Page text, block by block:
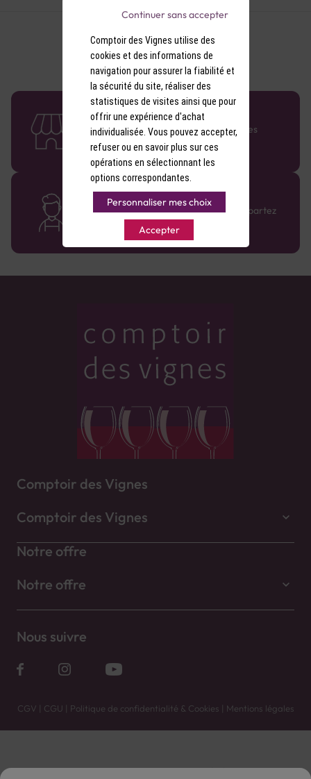
58 caves en France
Retrouvez le réseau Comptoir des Vignes
partout en France !
Des cavistes à votre écoute
Bénéficiez de conseils sur-mesure et repartez
avec le sourire :)
Comptoir des Vignes
Comptoir des Vignes
Notre offre
Notre offre
Nous suivre
CGV | CGU | Politique de confidentialité & Cookies | Mentions légales
Vente uniquement en caves. Contactez votre caviste pour plus de renseignements.
Comptoir des Vignes utilise des
cookies et des informations de
navigation pour assurer la fiabilité et
la sécurité du site, réaliser des
statistiques de visites ainsi que pour
offrir une expérience d'achat
individualisée. Vous pouvez accepter,
refuser ou en savoir plus sur ces
opérations en sélectionnant les
options correspondantes.
Personnaliser mes choix
Accepter
Continuer sans accepter